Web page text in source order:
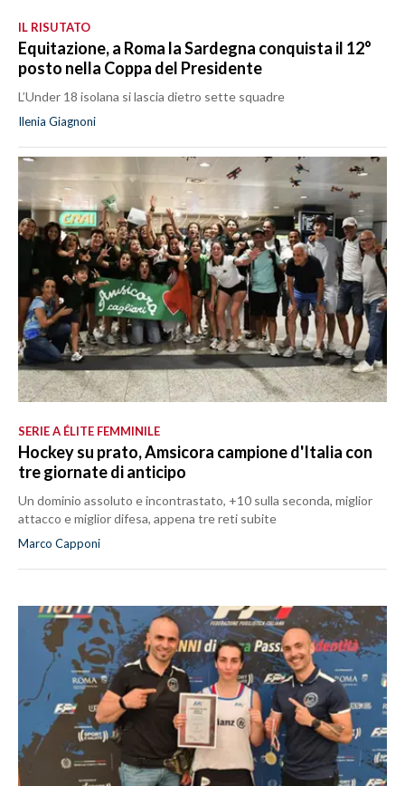
IL RISUTATO
Equitazione, a Roma la Sardegna conquista il 12°
posto nella Coppa del Presidente
L’Under 18 isolana si lascia dietro sette squadre
Ilenia Giagnoni
SERIE A ÉLITE FEMMINILE
Hockey su prato, Amsicora campione d'Italia con
tre giornate di anticipo
Un dominio assoluto e incontrastato, +10 sulla seconda, miglior
attacco e miglior difesa, appena tre reti subite
Marco Capponi